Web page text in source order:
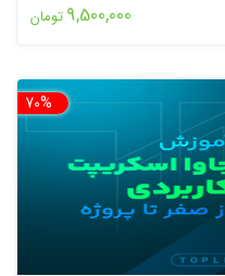
9,500,000تومان
70%